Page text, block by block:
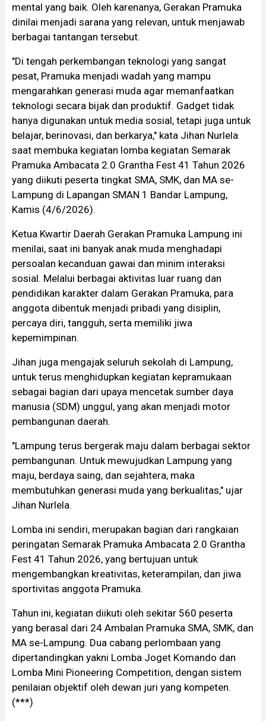
mental yang baik. Oleh karenanya, Gerakan Pramuka
dinilai menjadi sarana yang relevan, untuk menjawab
berbagai tantangan tersebut.
"Di tengah perkembangan teknologi yang sangat
pesat, Pramuka menjadi wadah yang mampu
mengarahkan generasi muda agar memanfaatkan
teknologi secara bijak dan produktif. Gadget tidak
hanya digunakan untuk media sosial, tetapi juga untuk
belajar, berinovasi, dan berkarya," kata Jihan Nurlela
saat membuka kegiatan lomba kegiatan Semarak
Pramuka Ambacata 2.0 Grantha Fest 41 Tahun 2026
yang diikuti peserta tingkat SMA, SMK, dan MA se-
Lampung di Lapangan SMAN 1 Bandar Lampung,
Kamis (4/6/2026).
Ketua Kwartir Daerah Gerakan Pramuka Lampung ini
menilai, saat ini banyak anak muda menghadapi
persoalan kecanduan gawai dan minim interaksi
sosial. Melalui berbagai aktivitas luar ruang dan
pendidikan karakter dalam Gerakan Pramuka, para
anggota dibentuk menjadi pribadi yang disiplin,
percaya diri, tangguh, serta memiliki jiwa
kepemimpinan.
Jihan juga mengajak seluruh sekolah di Lampung,
untuk terus menghidupkan kegiatan kepramukaan
sebagai bagian dari upaya mencetak sumber daya
manusia (SDM) unggul, yang akan menjadi motor
pembangunan daerah.
"Lampung terus bergerak maju dalam berbagai sektor
pembangunan. Untuk mewujudkan Lampung yang
maju, berdaya saing, dan sejahtera, maka
membutuhkan generasi muda yang berkualitas," ujar
Jihan Nurlela.
Lomba ini sendiri, merupakan bagian dari rangkaian
peringatan Semarak Pramuka Ambacata 2.0 Grantha
Fest 41 Tahun 2026, yang bertujuan untuk
mengembangkan kreativitas, keterampilan, dan jiwa
sportivitas anggota Pramuka.
Tahun ini, kegiatan diikuti oleh sekitar 560 peserta
yang berasal dari 24 Ambalan Pramuka SMA, SMK, dan
MA se-Lampung. Dua cabang perlombaan yang
dipertandingkan yakni Lomba Joget Komando dan
Lomba Mini Pioneering Competition, dengan sistem
penilaian objektif oleh dewan juri yang kompeten.
(***)